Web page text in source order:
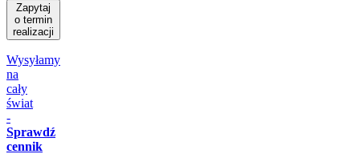
Zapytaj
o termin
realizacji
Wysyłamy
na
cały
świat
-
Sprawdź
cennik